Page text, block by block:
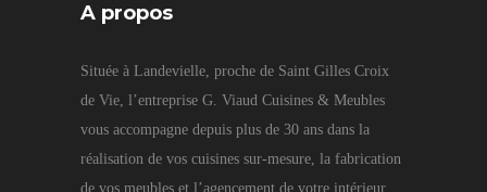
A propos
Située à Landevielle, proche de Saint Gilles Croix
de Vie, l’entreprise G. Viaud Cuisines & Meubles
vous accompagne depuis plus de 30 ans dans la
réalisation de vos cuisines sur-mesure, la fabrication
de vos meubles et l’agencement de votre intérieur.